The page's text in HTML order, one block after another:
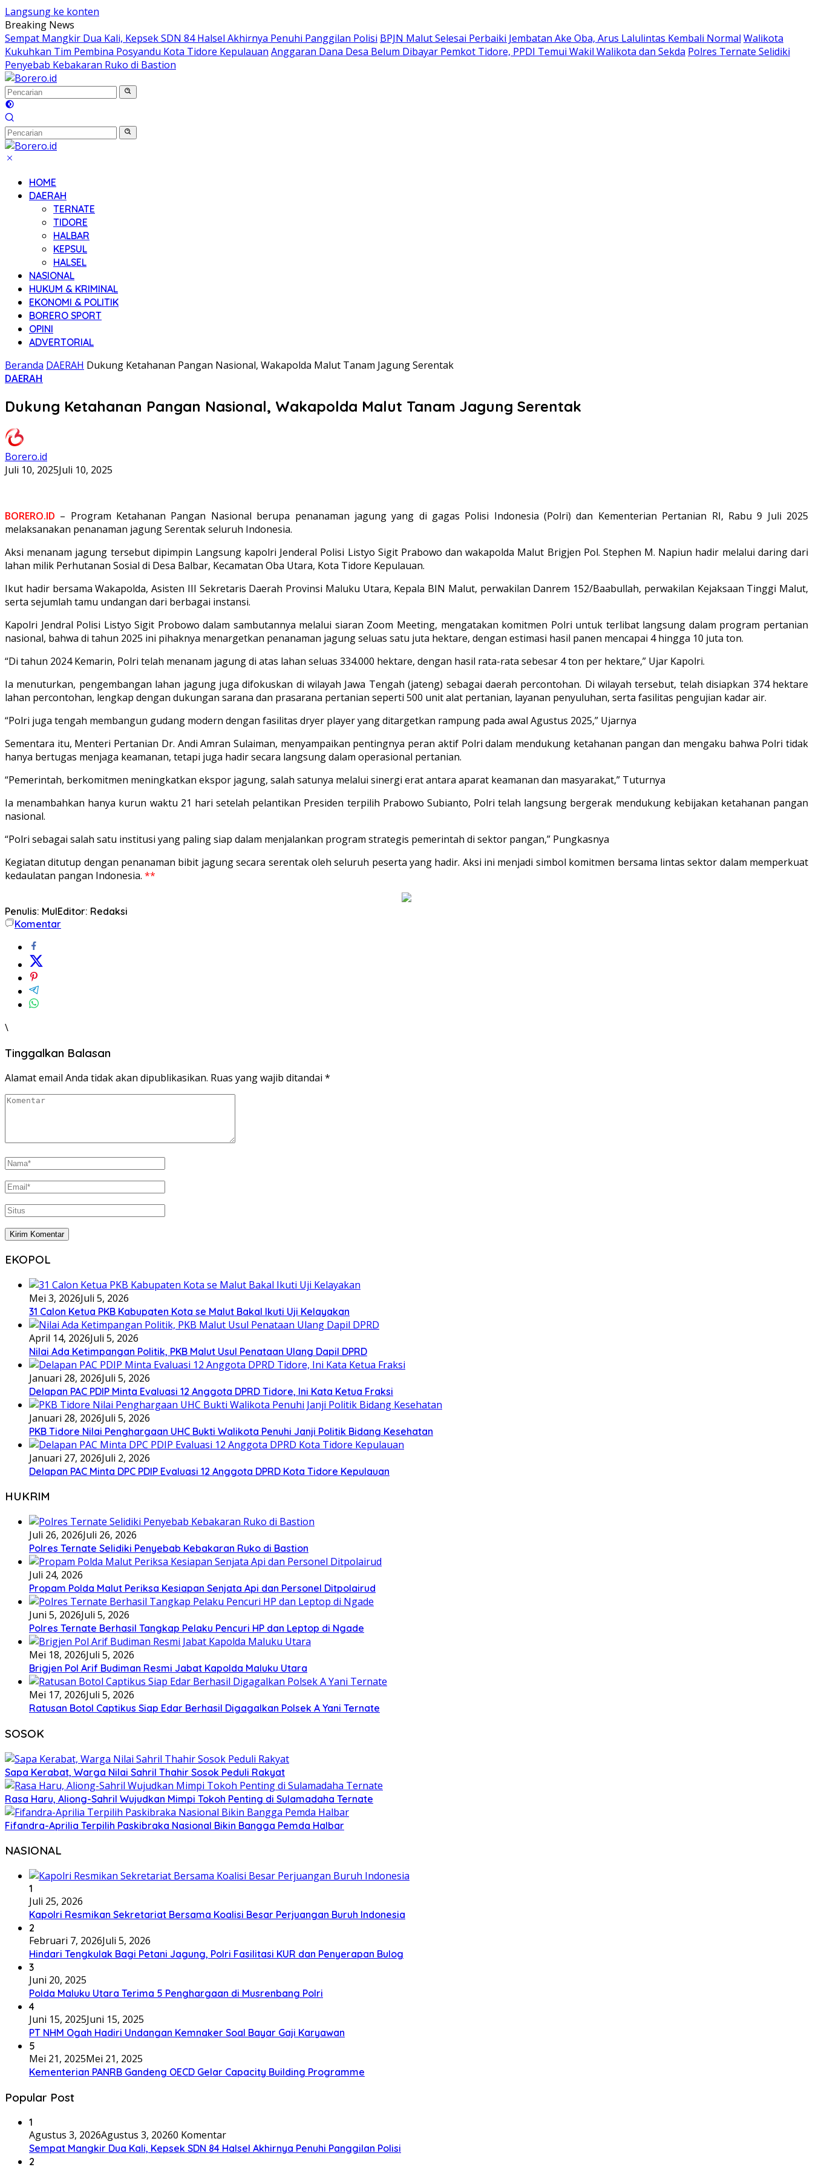
Langsung ke konten
Breaking News
Sempat Mangkir Dua Kali, Kepsek SDN 84 Halsel Akhirnya Penuhi Panggilan Polisi BPJN Malut Selesai Perbaiki Jembatan Ake Oba, Arus Lalulintas Kembali Normal Walikota
Kukuhkan Tim Pembina Posyandu Kota Tidore Kepulauan Anggaran Dana Desa Belum Dibayar Pemkot Tidore, PPDI Temui Wakil Walikota dan Sekda Polres Ternate Selidiki
Penyebab Kebakaran Ruko di Bastion
HOME
DAERAH
TERNATE
TIDORE
HALBAR
KEPSUL
HALSEL
NASIONAL
HUKUM & KRIMINAL
EKONOMI & POLITIK
BORERO SPORT
OPINI
ADVERTORIAL
Beranda DAERAH Dukung Ketahanan Pangan Nasional, Wakapolda Malut Tanam Jagung Serentak
DAERAH
Dukung Ketahanan Pangan Nasional, Wakapolda Malut Tanam Jagung Serentak
Borero.id
Juli 10, 2025Juli 10, 2025
BORERO.ID – Program Ketahanan Pangan Nasional berupa penanaman jagung yang di gagas Polisi Indonesia (Polri) dan Kementerian Pertanian RI, Rabu 9 Juli 2025
melaksanakan penanaman jagung Serentak seluruh Indonesia.
Aksi menanam jagung tersebut dipimpin Langsung kapolri Jenderal Polisi Listyo Sigit Prabowo dan wakapolda Malut Brigjen Pol. Stephen M. Napiun hadir melalui daring dari
lahan milik Perhutanan Sosial di Desa Balbar, Kecamatan Oba Utara, Kota Tidore Kepulauan.
Ikut hadir bersama Wakapolda, Asisten III Sekretaris Daerah Provinsi Maluku Utara, Kepala BIN Malut, perwakilan Danrem 152/Baabullah, perwakilan Kejaksaan Tinggi Malut,
serta sejumlah tamu undangan dari berbagai instansi.
Kapolri Jendral Polisi Listyo Sigit Probowo dalam sambutannya melalui siaran Zoom Meeting, mengatakan komitmen Polri untuk terlibat langsung dalam program pertanian
nasional, bahwa di tahun 2025 ini pihaknya menargetkan penanaman jagung seluas satu juta hektare, dengan estimasi hasil panen mencapai 4 hingga 10 juta ton.
“Di tahun 2024 Kemarin, Polri telah menanam jagung di atas lahan seluas 334.000 hektare, dengan hasil rata-rata sebesar 4 ton per hektare,” Ujar Kapolri.
Ia menuturkan, pengembangan lahan jagung juga difokuskan di wilayah Jawa Tengah (jateng) sebagai daerah percontohan. Di wilayah tersebut, telah disiapkan 374 hektare
lahan percontohan, lengkap dengan dukungan sarana dan prasarana pertanian seperti 500 unit alat pertanian, layanan penyuluhan, serta fasilitas pengujian kadar air.
“Polri juga tengah membangun gudang modern dengan fasilitas dryer player yang ditargetkan rampung pada awal Agustus 2025,” Ujarnya
Sementara itu, Menteri Pertanian Dr. Andi Amran Sulaiman, menyampaikan pentingnya peran aktif Polri dalam mendukung ketahanan pangan dan mengaku bahwa Polri tidak
hanya bertugas menjaga keamanan, tetapi juga hadir secara langsung dalam operasional pertanian.
“Pemerintah, berkomitmen meningkatkan ekspor jagung, salah satunya melalui sinergi erat antara aparat keamanan dan masyarakat,” Tuturnya
Ia menambahkan hanya kurun waktu 21 hari setelah pelantikan Presiden terpilih Prabowo Subianto, Polri telah langsung bergerak mendukung kebijakan ketahanan pangan
nasional.
“Polri sebagai salah satu institusi yang paling siap dalam menjalankan program strategis pemerintah di sektor pangan,” Pungkasnya
Kegiatan ditutup dengan penanaman bibit jagung secara serentak oleh seluruh peserta yang hadir. Aksi ini menjadi simbol komitmen bersama lintas sektor dalam memperkuat
kedaulatan pangan Indonesia. **
Penulis: MulEditor: Redaksi
Komentar
\
Tinggalkan Balasan
Alamat email Anda tidak akan dipublikasikan. Ruas yang wajib ditandai *
EKOPOL
Mei 3, 2026Juli 5, 2026
31 Calon Ketua PKB Kabupaten Kota se Malut Bakal Ikuti Uji Kelayakan
April 14, 2026Juli 5, 2026
Nilai Ada Ketimpangan Politik, PKB Malut Usul Penataan Ulang Dapil DPRD
Januari 28, 2026Juli 5, 2026
Delapan PAC PDIP Minta Evaluasi 12 Anggota DPRD Tidore, Ini Kata Ketua Fraksi
Januari 28, 2026Juli 5, 2026
PKB Tidore Nilai Penghargaan UHC Bukti Walikota Penuhi Janji Politik Bidang Kesehatan
Januari 27, 2026Juli 2, 2026
Delapan PAC Minta DPC PDIP Evaluasi 12 Anggota DPRD Kota Tidore Kepulauan
HUKRIM
Juli 26, 2026Juli 26, 2026
Polres Ternate Selidiki Penyebab Kebakaran Ruko di Bastion
Juli 24, 2026
Propam Polda Malut Periksa Kesiapan Senjata Api dan Personel Ditpolairud
Juni 5, 2026Juli 5, 2026
Polres Ternate Berhasil Tangkap Pelaku Pencuri HP dan Leptop di Ngade
Mei 18, 2026Juli 5, 2026
Brigjen Pol Arif Budiman Resmi Jabat Kapolda Maluku Utara
Mei 17, 2026Juli 5, 2026
Ratusan Botol Captikus Siap Edar Berhasil Digagalkan Polsek A Yani Ternate
SOSOK
Sapa Kerabat, Warga Nilai Sahril Thahir Sosok Peduli Rakyat
Rasa Haru, Aliong-Sahril Wujudkan Mimpi Tokoh Penting di Sulamadaha Ternate
Fifandra-Aprilia Terpilih Paskibraka Nasional Bikin Bangga Pemda Halbar
NASIONAL
1
Juli 25, 2026
Kapolri Resmikan Sekretariat Bersama Koalisi Besar Perjuangan Buruh Indonesia
2
Februari 7, 2026Juli 5, 2026
Hindari Tengkulak Bagi Petani Jagung, Polri Fasilitasi KUR dan Penyerapan Bulog
3
Juni 20, 2025
Polda Maluku Utara Terima 5 Penghargaan di Musrenbang Polri
4
Juni 15, 2025Juni 15, 2025
PT NHM Ogah Hadiri Undangan Kemnaker Soal Bayar Gaji Karyawan
5
Mei 21, 2025Mei 21, 2025
Kementerian PANRB Gandeng OECD Gelar Capacity Building Programme
Popular Post
1
Agustus 3, 2026Agustus 3, 20260 Komentar
Sempat Mangkir Dua Kali, Kepsek SDN 84 Halsel Akhirnya Penuhi Panggilan Polisi
2